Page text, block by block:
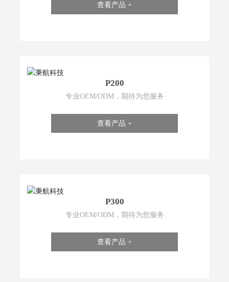
查看产品 +
P200
专业OEM/ODM，期待为您服务
查看产品 +
P300
专业OEM/ODM，期待为您服务
查看产品 +